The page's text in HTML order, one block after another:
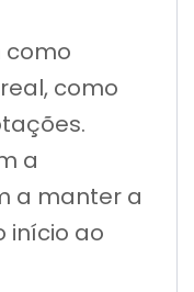
como
como
a
a manter a
início ao